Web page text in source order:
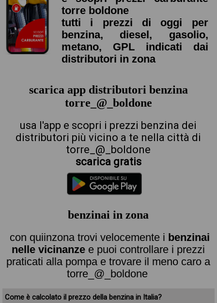
torre boldone
tutti i prezzi di oggi per
benzina, diesel, gasolio,
metano, GPL indicati dai
distributori in zona
scarica app distributori benzina
torre_@_boldone
usa l'app e scopri i prezzi benzina dei
distributori più vicino a te nella città di
torre_@_boldone
scarica gratis
benzinai in zona
con quiinzona trovi velocemente i benzinai
nelle vicinanze e puoi controllare i prezzi
praticati alla pompa e trovare il meno caro a
torre_@_boldone
Come è calcolato il prezzo della benzina in Italia?